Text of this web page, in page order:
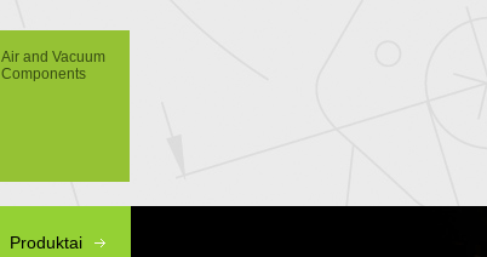
Air and Vacuum
Components
Produktai